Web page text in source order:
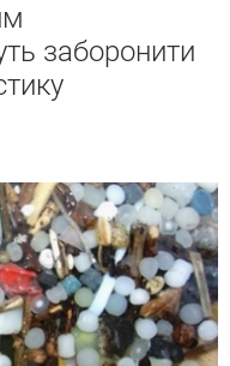
заборонити